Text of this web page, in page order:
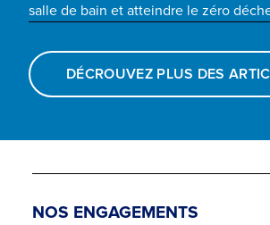
salle de bain et atteindre le zéro
DÉCROUVEZ PLUS DES
NOS ENGAGEMENTS